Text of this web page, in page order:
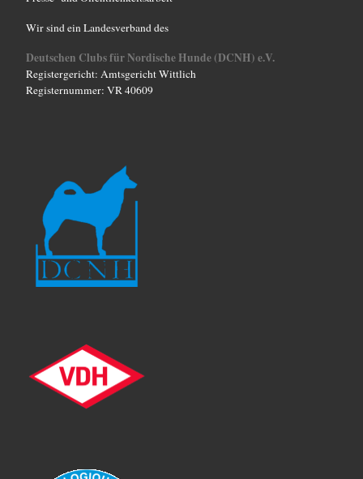
Wir sind ein Landesverband des
Deutschen Clubs für Nordische Hunde (DCNH) e.V.
Registergericht: Amtsgericht Wittlich
Registernummer: VR 40609